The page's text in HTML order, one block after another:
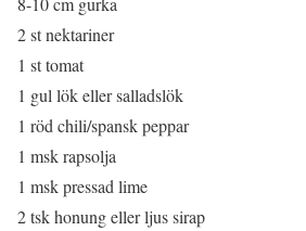
2 st nektariner
1 st tomat
1 gul lök eller salladslök
1 röd chili/spansk peppar
1 msk rapsolja
1 msk pressad lime
2 tsk honung eller ljus sirap